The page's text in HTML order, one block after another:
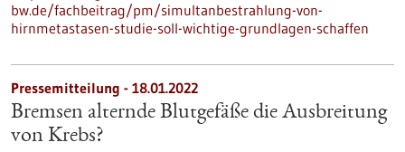
bw.de/fachbeitrag/pm/simultanbestrahlung-von-
hirnmetastasen-studie-soll-wichtige-grundlagen-schaffen
Pressemitteilung - 18.01.2022
Bremsen alternde Blutgefäße die Ausbreitung
von Krebs?